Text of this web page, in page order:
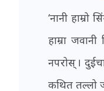
‘नानी
हाम्रा
नपरोस् ।
कथित तल्लो